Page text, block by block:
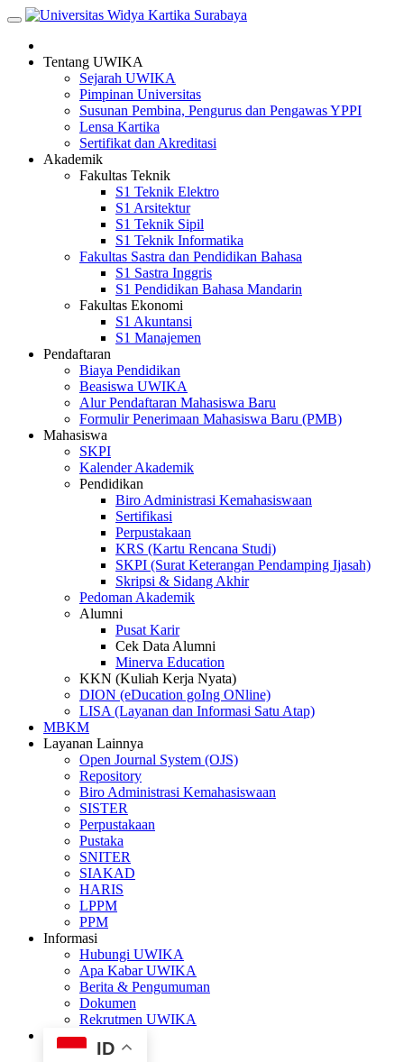
Skip
content
Tentang UWIKA
Sejarah UWIKA
Pimpinan Universitas
Susunan Pembina, Pengurus dan Pengawas YPPI
Lensa Kartika
Sertifikat dan Akreditasi
Akademik
Fakultas Teknik
S1 Teknik Elektro
S1 Arsitektur
S1 Teknik Sipil
S1 Teknik Informatika
Fakultas Sastra dan Pendidikan Bahasa
S1 Sastra Inggris
S1 Pendidikan Bahasa Mandarin
Fakultas Ekonomi
S1 Akuntansi
S1 Manajemen
Pendaftaran
Biaya Pendidikan
Beasiswa UWIKA
Alur Pendaftaran Mahasiswa Baru
Formulir Penerimaan Mahasiswa Baru (PMB)
Mahasiswa
SKPI
Kalender Akademik
Pendidikan
Biro Administrasi Kemahasiswaan
Sertifikasi
Perpustakaan
KRS (Kartu Rencana Studi)
SKPI (Surat Keterangan Pendamping Ijasah)
Skripsi & Sidang Akhir
Pedoman Akademik
Alumni
Pusat Karir
Cek Data Alumni
Minerva Education
KKN (Kuliah Kerja Nyata)
DION (eDucation goIng ONline)
LISA (Layanan dan Informasi Satu Atap)
MBKM
Layanan Lainnya
Open Journal System (OJS)
Repository
Biro Administrasi Kemahasiswaan
SISTER
Perpustakaan
Pustaka
SNITER
SIAKAD
HARIS
LPPM
PPM
Informasi
Hubungi UWIKA
Apa Kabar UWIKA
Berita & Pengumuman
Dokumen
Rekrutmen UWIKA
ID